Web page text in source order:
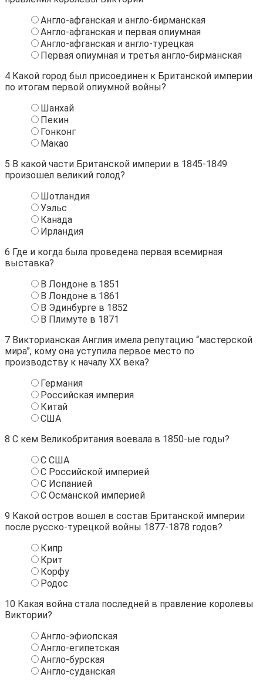
Англо-афганская и англо-бирманская
Англо-афганская и первая опиумная
Англо-афганская и англо-турецкая
Первая опиумная и третья англо-бирманская
4 Какой город был присоединен к Британской империи
по итогам первой опиумной войны?
Шанхай
Пекин
Гонконг
Макао
5 В какой части Британской империи в 1845-1849
произошел великий голод?
Шотландия
Уэльс
Канада
Ирландия
6 Где и когда была проведена первая всемирная
выставка?
В Лондоне в 1851
В Лондоне в 1861
В Эдинбурге в 1852
В Плимуте в 1871
7 Викторианская Англия имела репутацию “мастерской
мира”, кому она уступила первое место по
производству к началу XX века?
Германия
Российская империя
Китай
США
8 С кем Великобритания воевала в 1850-ые годы?
С США
С Российской империей
С Испанией
С Османской империей
9 Какой остров вошел в состав Британской империи
после русско-турецкой войны 1877-1878 годов?
Кипр
Крит
Корфу
Родос
10 Какая война стала последней в правление королевы
Виктории?
Англо-эфиопская
Англо-египетская
Англо-бурская
Англо-суданская